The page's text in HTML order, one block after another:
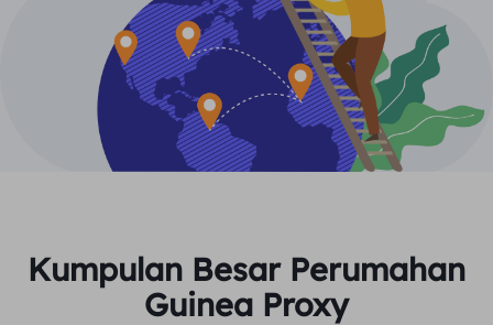
Verifikasi Iklan
Pengikisan & Perayapan Web
ALAT GRATIS
Pemeriksa Proksi
Daftar Proksi Gratis
Amerika Serikat
blog
Panduan Pengguna
English
Việt Nam
Indonesia
MenikmatiDiskon 77%.
dan Bertindak
Sekarang!
Perumahan $0/GB $0/Hari tanpa batas
Kumpulan Besar Perumahan
Guinea Proxy